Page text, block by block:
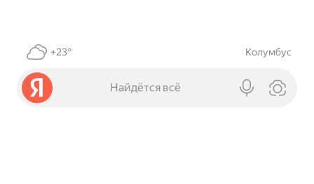
+23° Колумбус
Найдётся всё